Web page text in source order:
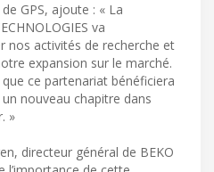
GPS, ajoute : « La
va
nos activités de recherche et
expansion sur le marché.
ce partenariat bénéficiera
nouveau chapitre dans
»
directeur général de BEKO